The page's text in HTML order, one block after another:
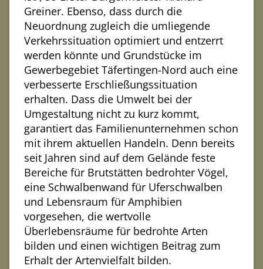
Greiner. Ebenso, dass durch die
Neuordnung zugleich die umliegende
Verkehrssituation optimiert und entzerrt
werden könnte und Grundstücke im
Gewerbegebiet Täfertingen-Nord auch eine
verbesserte Erschließungssituation
erhalten. Dass die Umwelt bei der
Umgestaltung nicht zu kurz kommt,
garantiert das Familienunternehmen schon
mit ihrem aktuellen Handeln. Denn bereits
seit Jahren sind auf dem Gelände feste
Bereiche für Brutstätten bedrohter Vögel,
eine Schwalbenwand für Uferschwalben
und Lebensraum für Amphibien
vorgesehen, die wertvolle
Überlebensräume für bedrohte Arten
bilden und einen wichtigen Beitrag zum
Erhalt der Artenvielfalt bilden.